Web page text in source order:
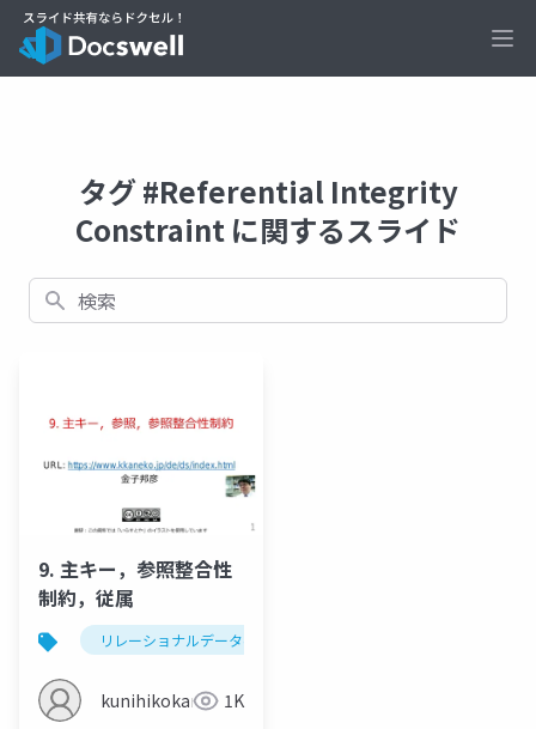
タグ #Referential Integrity
Constraint に関するスライド
検索
9. 主キー，参照整合性
制約，従属
リレーショナルデータベース
kunihikokaneko1K